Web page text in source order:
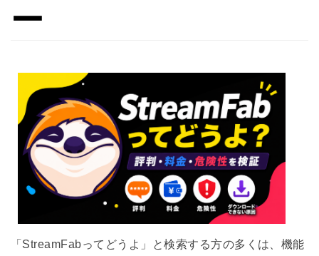
ー
「StreamFabってどうよ」と検索する方の多くは、機能